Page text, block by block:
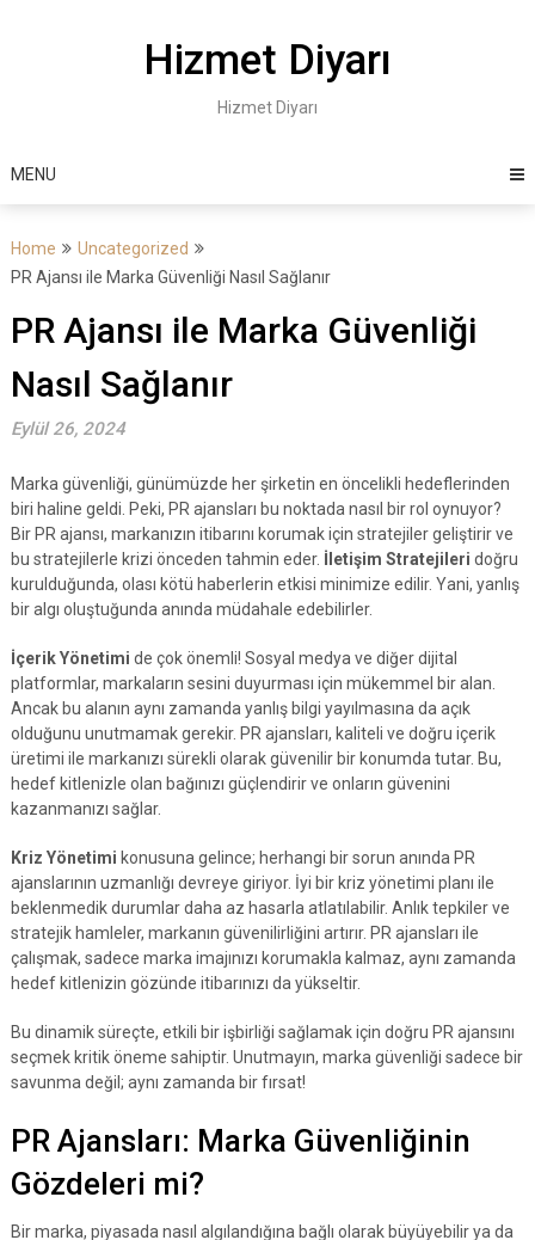
Hizmet Diyarı
Hizmet Diyarı
MENU
Home
Uncategorized
PR Ajansı ile Marka Güvenliği Nasıl Sağlanır
PR Ajansı ile Marka Güvenliği
Nasıl Sağlanır
Eylül 26, 2024
Marka güvenliği, günümüzde her şirketin en öncelikli hedeflerinden
biri haline geldi. Peki, PR ajansları bu noktada nasıl bir rol oynuyor?
Bir PR ajansı, markanızın itibarını korumak için stratejiler geliştirir ve
bu stratejilerle krizi önceden tahmin eder. İletişim Stratejileri doğru
kurulduğunda, olası kötü haberlerin etkisi minimize edilir. Yani, yanlış
bir algı oluştuğunda anında müdahale edebilirler.
İçerik Yönetimi de çok önemli! Sosyal medya ve diğer dijital
platformlar, markaların sesini duyurması için mükemmel bir alan.
Ancak bu alanın aynı zamanda yanlış bilgi yayılmasına da açık
olduğunu unutmamak gerekir. PR ajansları, kaliteli ve doğru içerik
üretimi ile markanızı sürekli olarak güvenilir bir konumda tutar. Bu,
hedef kitlenizle olan bağınızı güçlendirir ve onların güvenini
kazanmanızı sağlar.
Kriz Yönetimi konusuna gelince; herhangi bir sorun anında PR
ajanslarının uzmanlığı devreye giriyor. İyi bir kriz yönetimi planı ile
beklenmedik durumlar daha az hasarla atlatılabilir. Anlık tepkiler ve
stratejik hamleler, markanın güvenilirliğini artırır. PR ajansları ile
çalışmak, sadece marka imajınızı korumakla kalmaz, aynı zamanda
hedef kitlenizin gözünde itibarınızı da yükseltir.
Bu dinamik süreçte, etkili bir işbirliği sağlamak için doğru PR ajansını
seçmek kritik öneme sahiptir. Unutmayın, marka güvenliği sadece bir
savunma değil; aynı zamanda bir fırsat!
PR Ajansları: Marka Güvenliğinin
Gözdeleri mi?
Bir marka, piyasada nasıl algılandığına bağlı olarak büyüyebilir ya da